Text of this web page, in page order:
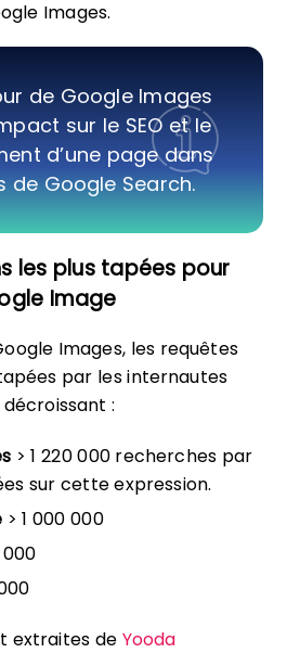
Images.
de Google Images
sur le SEO et le
d’une page dans
de Google Search.
les plus tapées pour
Image
Images, les requêtes
par les internautes
:
> 1 220 000 recherches par
sur cette expression.
> 1 000 000
extraites de Yooda